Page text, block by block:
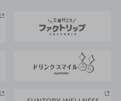
阪テナビリティ経営